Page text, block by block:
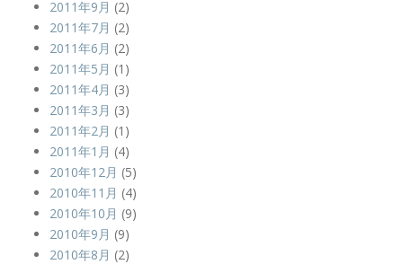
2011年9月 (2)
2011年7月 (2)
2011年6月 (2)
2011年5月 (1)
2011年4月 (3)
2011年3月 (3)
2011年2月 (1)
2011年1月 (4)
2010年12月 (5)
2010年11月 (4)
2010年10月 (9)
2010年9月 (9)
2010年8月 (2)